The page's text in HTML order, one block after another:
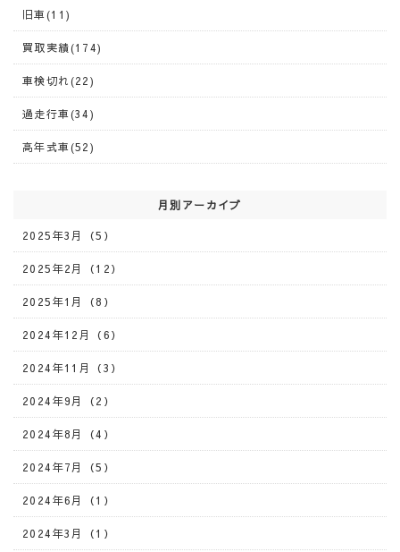
旧車(11)
買取実績(174)
車検切れ(22)
過走行車(34)
高年式車(52)
月別アーカイブ
2025年3月（5）
2025年2月（12）
2025年1月（8）
2024年12月（6）
2024年11月（3）
2024年9月（2）
2024年8月（4）
2024年7月（5）
2024年6月（1）
2024年3月（1）